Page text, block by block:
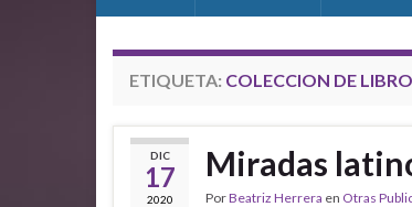
ETIQUETA: COLECCION DE
DIC
17
2020
Miradas
PorBeatriz Herrera en Otras